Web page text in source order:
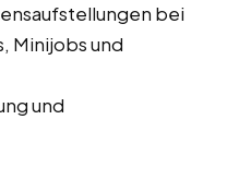
bei
Minijobs und
und